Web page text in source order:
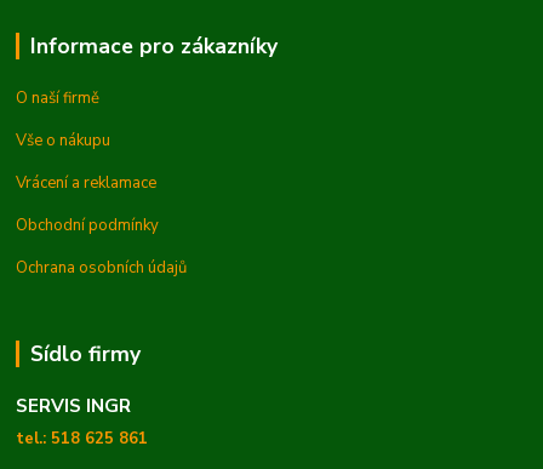
Informace pro zákazníky
O naší firmě
Vše o nákupu
Vrácení a reklamace
Obchodní podmínky
Ochrana osobních údajů
Sídlo firmy
SERVIS INGR
tel.: 518 625 861